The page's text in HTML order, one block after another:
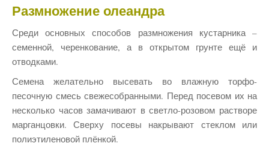
Размножение олеандра
Среди основных способов размножения кустарника –
семенной, черенкование, а в открытом грунте ещё и
отводками.
Семена желательно высевать во влажную торфо-
песочную смесь свежесобранными. Перед посевом их на
несколько часов замачивают в светло-розовом растворе
марганцовки. Сверху посевы накрывают стеклом или
полиэтиленовой плёнкой.